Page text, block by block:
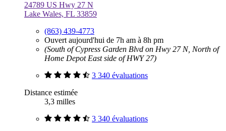
24789 US Hwy 27 N
Lake Wales, FL 33859
(863) 439-4773
Ouvert aujourd'hui de 7h am à 8h pm
(South of Cypress Garden Blvd on Hwy 27 N, North of
Home Depot East side of HWY 27)
3 340 évaluations
Distance estimée
3,3 milles
3 340 évaluations